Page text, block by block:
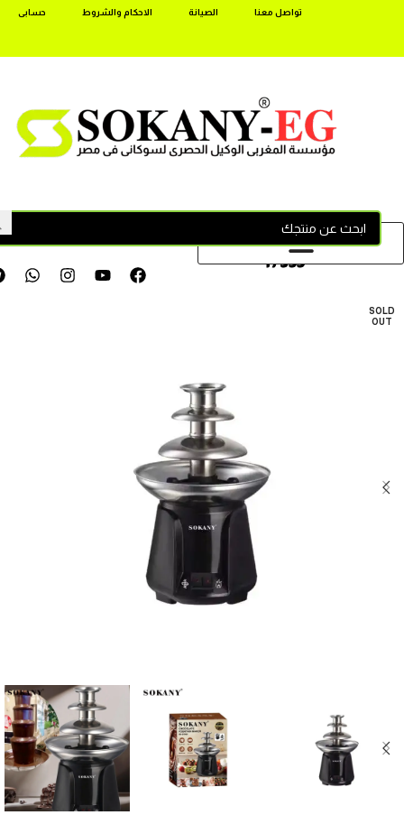
تواصل معنا الصيانة الاحكام والشروط حسابى
17355
SOLD
OUT